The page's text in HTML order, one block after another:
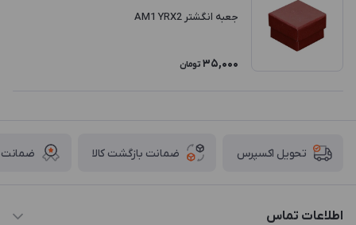
جعبه انگشتر AM1 YRX2
35,000 تومان
تحویل اکسپرس ضمانت بازگشت کالا ضمانت
اطلاعات تماس